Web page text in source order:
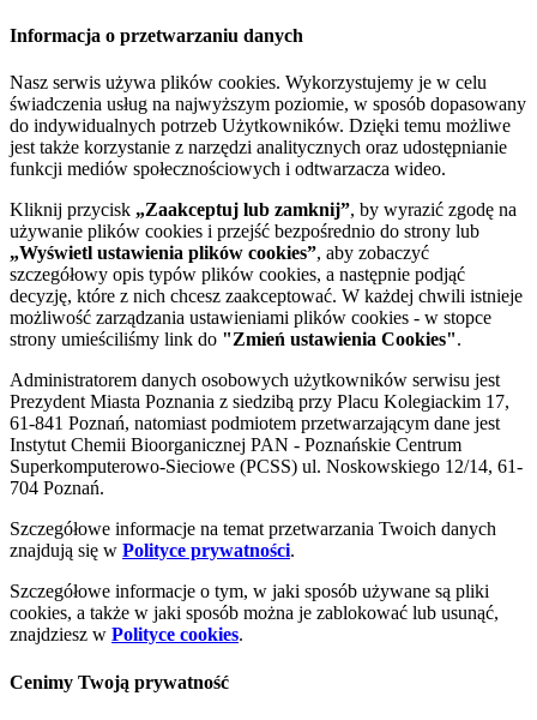
Informacja o przetwarzaniu danych
Nasz serwis używa plików cookies. Wykorzystujemy je w celu
świadczenia usług na najwyższym poziomie, w sposób dopasowany
do indywidualnych potrzeb Użytkowników. Dzięki temu możliwe
jest także korzystanie z narzędzi analitycznych oraz udostępnianie
funkcji mediów społecznościowych i odtwarzacza wideo.
Kliknij przycisk „Zaakceptuj lub zamknij”, by wyrazić zgodę na
używanie plików cookies i przejść bezpośrednio do strony lub
„Wyświetl ustawienia plików cookies”, aby zobaczyć
szczegółowy opis typów plików cookies, a następnie podjąć
decyzję, które z nich chcesz zaakceptować. W każdej chwili istnieje
możliwość zarządzania ustawieniami plików cookies - w stopce
strony umieściliśmy link do "Zmień ustawienia Cookies".
Administratorem danych osobowych użytkowników serwisu jest
Prezydent Miasta Poznania z siedzibą przy Placu Kolegiackim 17,
61-841 Poznań, natomiast podmiotem przetwarzającym dane jest
Instytut Chemii Bioorganicznej PAN - Poznańskie Centrum
Superkomputerowo-Sieciowe (PCSS) ul. Noskowskiego 12/14, 61-
704 Poznań.
Szczegółowe informacje na temat przetwarzania Twoich danych
znajdują się w Polityce prywatności.
Szczegółowe informacje o tym, w jaki sposób używane są pliki
cookies, a także w jaki sposób można je zablokować lub usunąć,
znajdziesz w Polityce cookies.
Cenimy Twoją prywatność